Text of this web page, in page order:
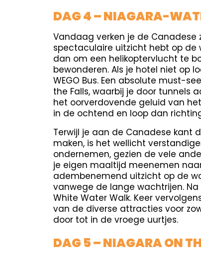
DAG 4 – NIAGARA-
Vandaag verken je de
spectaculaire uitzicht hebt op de
dan om een helikoptervlucht te
bewonderen. Als je hotel niet op
WEGO Bus. Een absolute must-
the Falls, waarbij je door tunnels
het oorverdovende geluid van
in de ochtend en loop dan
Terwijl je aan de Canadese kant
maken, is het wellicht
ondernemen, gezien de vele
je eigen maaltijd meenemen
adembenemend uitzicht op de
vanwege de lange wachtrijen. Na
White Water Walk. Keer
van de diverse attracties voor
door tot in de vroege uurtjes.
DAG 5 – NIAGARA ON